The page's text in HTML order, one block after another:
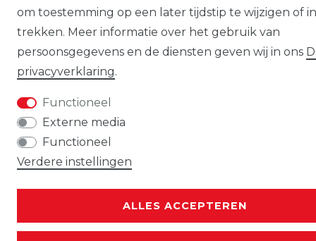
om toestemming op een later tijdstip te wijzigen of
trekken. Meer informatie over het gebruik van
persoonsgegevens en de diensten geven wij in ons
privacy­verklaring.
Functioneel
Externe media
Functioneel
Verdere instellingen
ALLES ACCEPTEREN